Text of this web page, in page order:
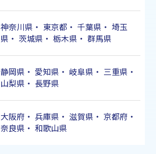
神奈川県 ・ 東京都・ 千葉県 ・ 埼玉
県 ・ 茨城県 ・ 栃木県 ・ 群馬県
静岡県 ・ 愛知県 ・ 岐阜県 ・ 三重県 ・
山梨県 ・ 長野県
大阪府 ・ 兵庫県 ・ 滋賀県 ・ 京都府 ・
奈良県 ・ 和歌山県